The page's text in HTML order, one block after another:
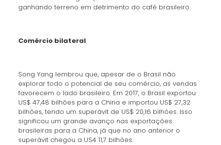
ganhando terreno em detrimento do café brasileiro.
Comércio bilateral
Song Yang lembrou que, apesar de o Brasil não
explorar todo o potencial de seu comércio, as vendas
favorecem o lado brasileiro. Em 2017, o Brasil exportou
US$ 47,48 bilhões para a China e importou US$ 27,32
bilhões, tendo um superávit de US$ 20,16 bilhões. Isso
significou um grande avanço nas exportações
brasileiras para a China, já que no ano anterior o
superávit chegou a US4 11,7 bilhões.